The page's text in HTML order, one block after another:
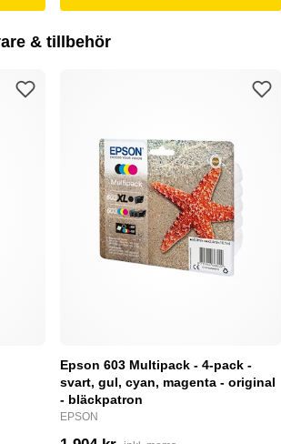
& tillbehör
Epson 603 Multipack - 4-pack -
svart, gul, cyan, magenta - original
- bläckpatron
EPSON